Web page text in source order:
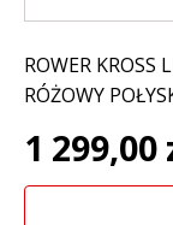
ROWER KROSS
RÓŻOWY
1 299,00